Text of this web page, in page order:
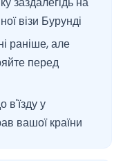
візи Бурунді
раніше, але
перед
в'їзду у
вашої країни